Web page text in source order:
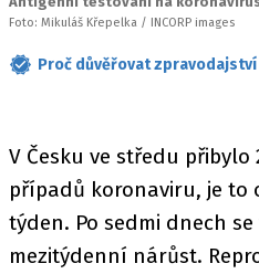
Foto: Mikuláš Křepelka / INCORP images
Proč důvěřovat zpravodajství
V Česku ve středu přibylo
případů koronaviru, je to
týden. Po sedmi dnech
mezitýdenní nárůst.